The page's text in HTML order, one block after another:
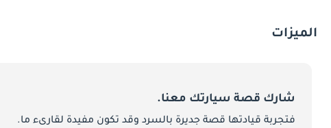
الميزات
شارك قصة سيارتك معنا.
فتجربة قيادتها قصة جديرة بالسرد وقد تكون مفيدة لقارىء ما.